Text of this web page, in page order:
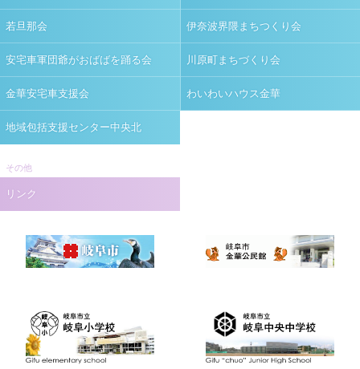
若旦那会 伊奈波界隈まちつくり会
安宅車軍団爺がおばばを踊る会 川原町まちづくり会
金華安宅車支援会 わいわいハウス金華
地域包括支援センター中央北
その他
リンク